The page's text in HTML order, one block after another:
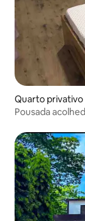
Quarto privativo
Pousada